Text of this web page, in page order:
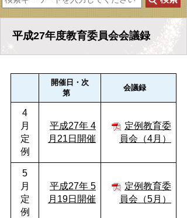
平成27年度教育委員会会議録
開催日・次
第
会議録
4
月
定
例
平成27年 4
月21日開催
定例教育委
員会（4月）
5
月
定
例
平成27年 5
月19日開催
定例教育委
員会（5月）